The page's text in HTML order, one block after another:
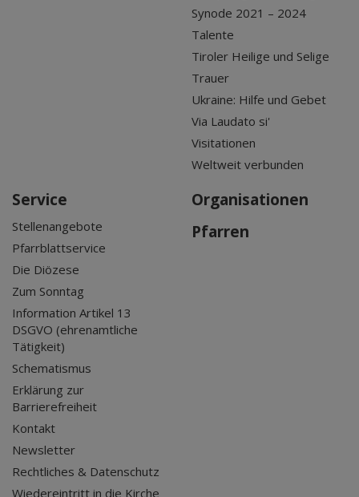
Synode 2021 – 2024
Talente
Tiroler Heilige und Selige
Trauer
Ukraine: Hilfe und Gebet
Via Laudato si'
Visitationen
Weltweit verbunden
Service
Stellenangebote
Pfarrblattservice
Die Diözese
Zum Sonntag
Information Artikel 13
DSGVO (ehrenamtliche
Tätigkeit)
Schematismus
Erklärung zur
Barrierefreiheit
Kontakt
Newsletter
Rechtliches & Datenschutz
Wiedereintritt in die Kirche
Organisationen
Pfarren